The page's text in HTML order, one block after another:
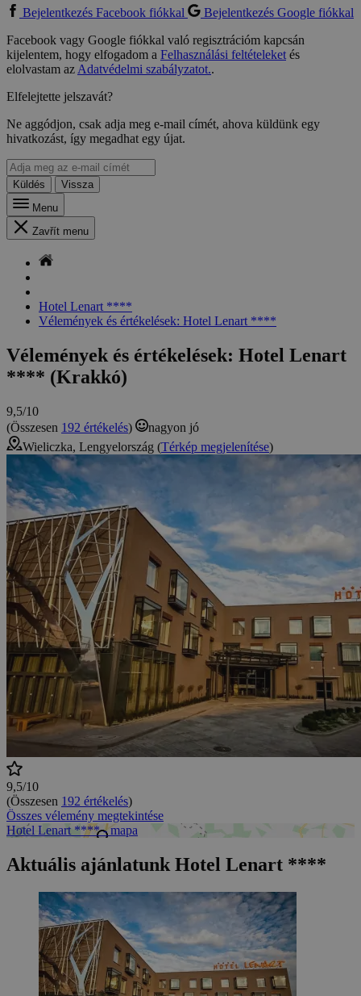
Bejelentkezés Facebook fiókkal
Bejelentkezés Google fiókkal
Facebook vagy Google fiókkal való regisztrációm kapcsán
kijelentem, hogy elfogadom a Felhasználási feltételeketés
elolvastam azAdatvédelmi szabályzatot..
Elfelejtette jelszavát?
Ne aggódjon, csak adja meg e-mail címét, ahova küldünk egy
hivatkozást, így megadhat egy újat.
Küldés
Vissza
Menu
Zavřít menu
Hotel Lenart ****
Vélemények és értékelések: Hotel Lenart ****
Vélemények és értékelések: Hotel Lenart
**** (Krakkó)
9,5/10
(Összesen 192 értékelés)
nagyon jó
Wieliczka, Lengyelország (Térkép megjelenítése)
9,5/10
(Összesen 192 értékelés)
Összes vélemény megtekintése
Hotel Lenart **** - mapa
Aktuális ajánlatunk Hotel Lenart ****